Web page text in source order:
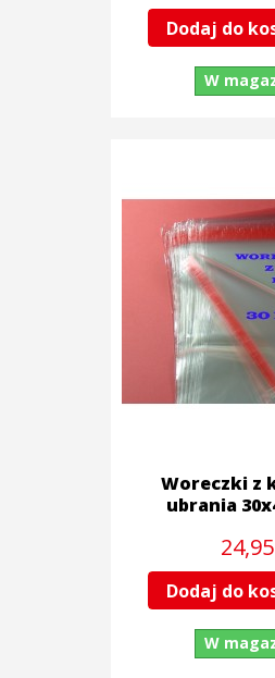
Dodaj do
W
Woreczki z
ubrania
Dodaj do
W